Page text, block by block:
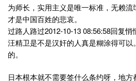
为师长，实用主义是唯一标准，无赖
才是中国百姓的悲哀。
过路人路过2012-10-13 08:56:58回复
汪精卫是不是汉奸的人真是糊涂得可
的。
日本根本就不需要签什么条约呀，地